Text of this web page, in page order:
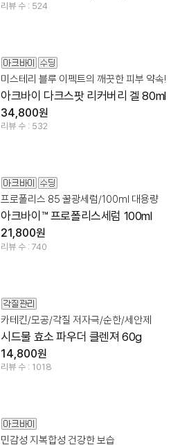
리뷰 수 : 524
미스테리 블루 이펙트의 깨끗한 피부 약속!
아크바이 다크스팟 리커버리 겔 80ml
34,800원
리뷰 수 : 532
프로폴리스 85 꿀광세럼/100ml 대용량
아크바이™ 프로폴리스세럼 100ml
21,800원
리뷰 수 : 740
카테킨/모공/각질 저자극/순한/세안제
시드물 효소 파우더 클렌져 60g
14,800원
리뷰 수 : 1018
민감성 지복합성 건강한 보습